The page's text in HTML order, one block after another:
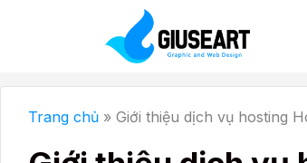
Trang chủ » Giới thiệu dịch vụ hosting